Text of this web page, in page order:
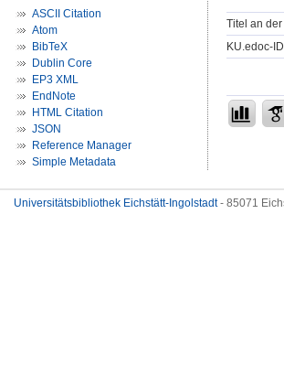
ASCII Citation
Atom
BibTeX
Dublin Core
EP3 XML
EndNote
HTML Citation
JSON
Reference Manager
Simple Metadata
Titel an
KU.edoc-
Universitätsbibliothek Eichstätt-Ingolstadt- 85071